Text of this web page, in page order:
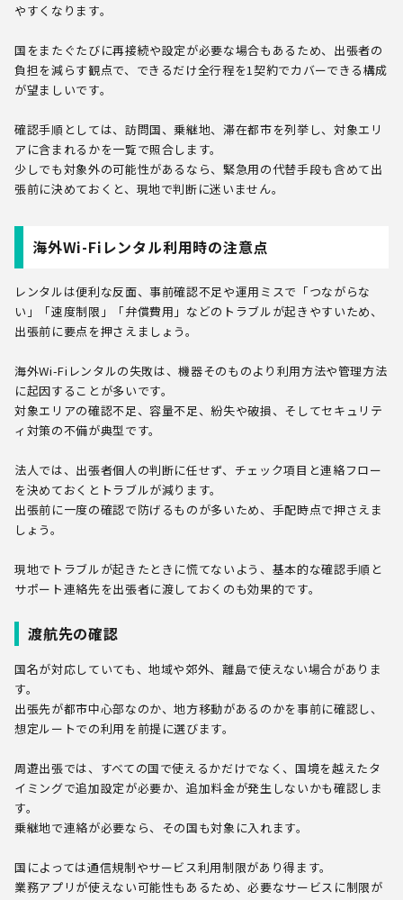
やすくなります。
国をまたぐたびに再接続や設定が必要な場合もあるため、出張者の
負担を減らす観点で、できるだけ全行程を1契約でカバーできる構成
が望ましいです。
確認手順としては、訪問国、乗継地、滞在都市を列挙し、対象エリ
アに含まれるかを一覧で照合します。
少しでも対象外の可能性があるなら、緊急用の代替手段も含めて出
張前に決めておくと、現地で判断に迷いません。
海外Wi-Fiレンタル利用時の注意点
レンタルは便利な反面、事前確認不足や運用ミスで「つながらな
い」「速度制限」「弁償費用」などのトラブルが起きやすいため、
出張前に要点を押さえましょう。
海外Wi-Fiレンタルの失敗は、機器そのものより利用方法や管理方法
に起因することが多いです。
対象エリアの確認不足、容量不足、紛失や破損、そしてセキュリテ
ィ対策の不備が典型です。
法人では、出張者個人の判断に任せず、チェック項目と連絡フロー
を決めておくとトラブルが減ります。
出張前に一度の確認で防げるものが多いため、手配時点で押さえま
しょう。
現地でトラブルが起きたときに慌てないよう、基本的な確認手順と
サポート連絡先を出張者に渡しておくのも効果的です。
渡航先の確認
国名が対応していても、地域や郊外、離島で使えない場合がありま
す。
出張先が都市中心部なのか、地方移動があるのかを事前に確認し、
想定ルートでの利用を前提に選びます。
周遊出張では、すべての国で使えるかだけでなく、国境を越えたタ
イミングで追加設定が必要か、追加料金が発生しないかも確認しま
す。
乗継地で連絡が必要なら、その国も対象に入れます。
国によっては通信規制やサービス利用制限があり得ます。
業務アプリが使えない可能性もあるため、必要なサービスに制限が